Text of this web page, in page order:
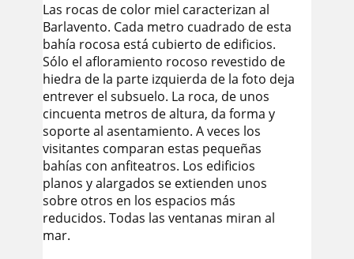
Las rocas de color miel caracterizan al
Barlavento. Cada metro cuadrado de esta
bahía rocosa está cubierto de edificios.
Sólo el afloramiento rocoso revestido de
hiedra de la parte izquierda de la foto deja
entrever el subsuelo. La roca, de unos
cincuenta metros de altura, da forma y
soporte al asentamiento. A veces los
visitantes comparan estas pequeñas
bahías con anfiteatros. Los edificios
planos y alargados se extienden unos
sobre otros en los espacios más
reducidos. Todas las ventanas miran al
mar.